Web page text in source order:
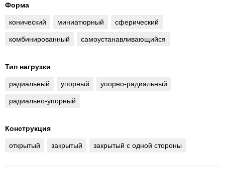
Форма
конический миниатюрный сферический
комбинированный самоустанавливающийся
Тип нагрузки
радиальный упорный упорно-радиальный
радиально-упорный
Конструкция
открытый закрытый закрытый с одной стороны